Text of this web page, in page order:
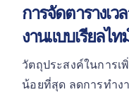
การจัดตารางเว
งานแบบเรียลไท
วัตถุประสงค์ในการเ
น้อยที่สุด ลดการทำง